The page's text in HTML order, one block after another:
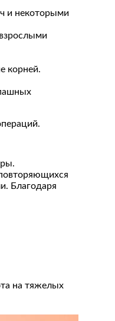
и некоторыми
корней.
Благодаря
на тяжелых